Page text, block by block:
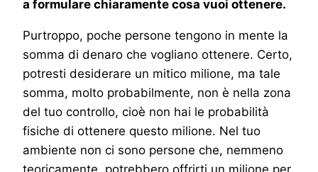
a formulare chiaramente cosa vuoi ottenere.
Purtroppo, poche persone tengono in mente la
somma di denaro che vogliano ottenere. Certo,
potresti desiderare un mitico milione, ma tale
somma, molto probabilmente, non è nella zona
del tuo controllo, cioè non hai le probabilità
fisiche di ottenere questo milione. Nel tuo
ambiente non ci sono persone che, nemmeno
teoricamente, potrebbero offrirti un milione per